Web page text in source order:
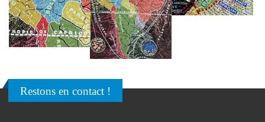
Restons en contact !